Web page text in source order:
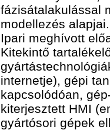
fázisátalakulással
modellezés alapjai.
Ipari meghívott
Kitekintő
internetje), gépi
kapcsolódóan,
kiterjesztett HMI
gyártósori gépek